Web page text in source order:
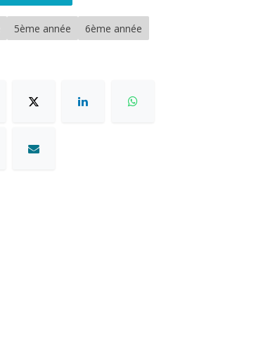
5ème année
6ème année